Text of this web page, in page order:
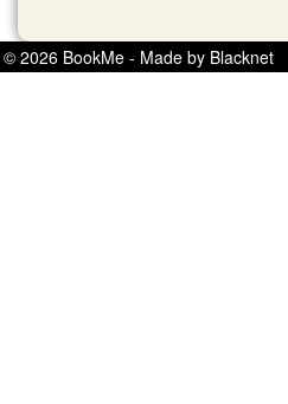
© 2026 BookMe - Made by Blacknet